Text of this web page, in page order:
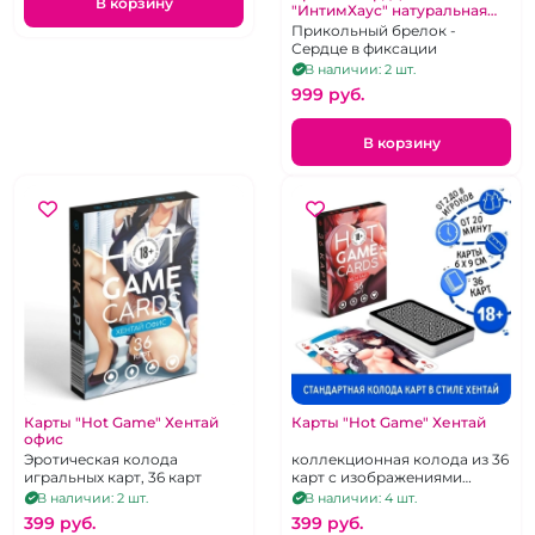
"ИнтимХаус" натуральная
кожа
Прикольный брелок -
Сердце в фиксации
В наличии: 2 шт.
999 pуб.
В корзину
Карты "Hot Game" Хентай
офис
Эротическая колода
игральных карт, 36 карт
В наличии: 2 шт.
399 pуб.
Карты "Hot Game" Хентай
коллекционная колода из 36
карт с изображениями
горячих аниме-девушек
В наличии: 4 шт.
399 pуб.